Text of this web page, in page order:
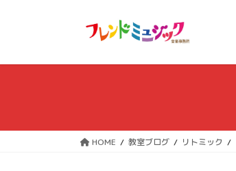
HOME 教室ブログ リトミック